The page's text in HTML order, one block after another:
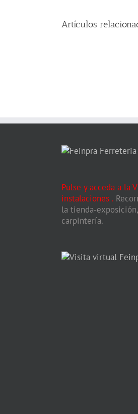
Artículos
Pulse y acceda a la
instalaciones .
la tienda-
carpintería.